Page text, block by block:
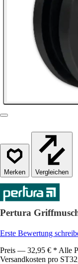
Vergleichen
Pertura
Erste Bewertung
Preis — 32,95 € * Alle
Versandkosten pro ST